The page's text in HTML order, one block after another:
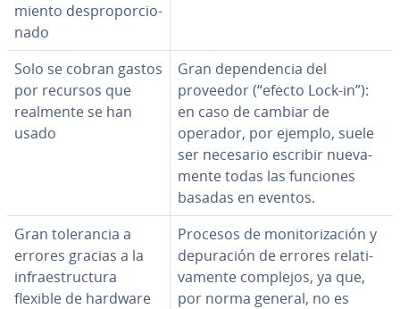
mie­n­to de­s­pro­po­r­cio­
na­do
Solo se cobran gastos
por recursos que
realmente se han
usado
Gran de­pe­n­de­n­cia del
proveedor (“efecto Lock-in”):
en caso de cambiar de
operador, por ejemplo, suele
ser necesario escribir nue­va­
me­n­te todas las funciones
basadas en eventos.
Gran to­le­ra­n­cia a
errores gracias a la
in­frae­s­tru­c­tu­ra
flexible de hardware
Procesos de mo­ni­to­ri­za­ción y
de­pu­ra­ción de errores re­la­ti­
va­me­n­te complejos, ya que,
por norma general, no es